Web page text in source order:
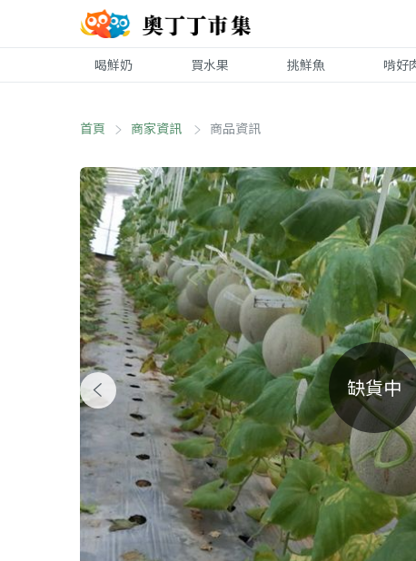
喝鮮奶 買水果 挑鮮魚 啃好
首頁 商家資訊 商品資訊
缺貨中